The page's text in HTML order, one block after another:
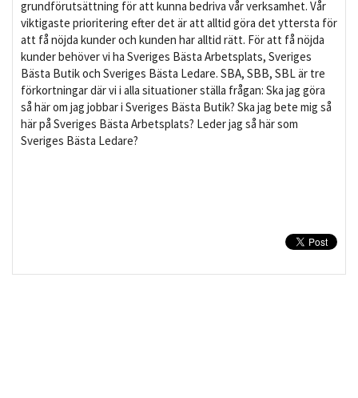
grundförutsättning för att kunna bedriva vår verksamhet. Vår
viktigaste prioritering efter det är att alltid göra det yttersta för
att få nöjda kunder och kunden har alltid rätt. För att få nöjda
kunder behöver vi ha Sveriges Bästa Arbetsplats, Sveriges
Bästa Butik och Sveriges Bästa Ledare. SBA, SBB, SBL är tre
förkortningar där vi i alla situationer ställa frågan: Ska jag göra
så här om jag jobbar i Sveriges Bästa Butik? Ska jag bete mig så
här på Sveriges Bästa Arbetsplats? Leder jag så här som
Sveriges Bästa Ledare?